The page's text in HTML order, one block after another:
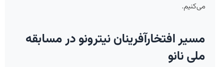
می‌کنیم.
مسیر افتخارآفرینان نیترونو در مسابقه
ملی نانو